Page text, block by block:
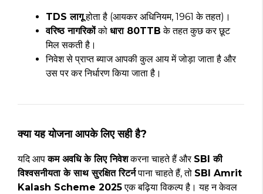
TDS लागूहोता है (आयकर अधिनियम, 1961 के तहत)।
वरिष्ठ नागरिकोंको धारा 80TTB के तहत कुछ कर छूट
मिल सकती है।
निवेश से प्राप्त ब्याज आपकी कुल आय में जोड़ा जाता है और
उस पर कर निर्धारण किया जाता है।
क्या यह योजना आपके लिए सही है?
यदि आपकम अवधि के लिए निवेशकरना चाहते हैं और SBI की
विश्वसनीयता के साथ सुरक्षित रिटर्नपाना चाहते हैं, तो SBI Amrit
Kalash Scheme 2025एक बढ़िया विकल्प है। यह न केवल